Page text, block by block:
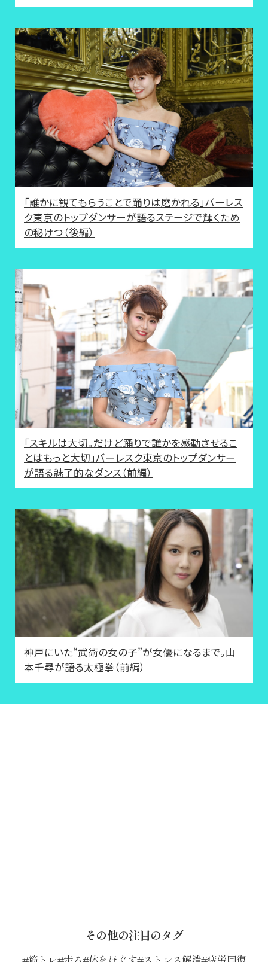
「誰かに観てもらうことで踊りは磨かれる」バーレス
ク東京のトップダンサーが語るステージで輝くため
の秘けつ（後編）
「スキルは大切。だけど踊りで誰かを感動させるこ
とはもっと大切」バーレスク東京のトップダンサー
が語る魅了的なダンス（前編）
神戸にいた“武術の女の子”が女優になるまで。山
本千尋が語る太極拳（前編）
その他の注目のタグ